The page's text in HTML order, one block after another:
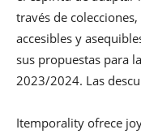
través de
accesibles y
sus propuestas para
2023/2024. Las
Itemporality ofrece